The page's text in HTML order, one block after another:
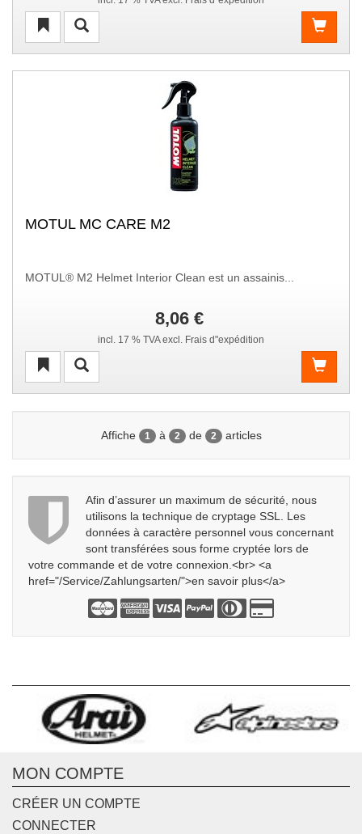
MOTUL MC CARE M2
MOTUL® M2 Helmet Interior Clean est un assainis...
8,06 €
incl. 17 % TVA excl. Frais d"expédition
Affiche 1 à 2 de 2 articles
Afin d’assurer un maximum de sécurité, nous
utilisons la technique de cryptage SSL. Les
données à caractère personnel vous concernant
sont transférées sous forme cryptée lors de
votre commande et de votre connexion.<br> <a
href="/Service/Zahlungsarten/">en savoir plus</a>
MON COMPTE
CRÉER UN COMPTE
CONNECTER